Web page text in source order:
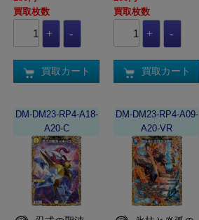
買取枚数
買取カート
買取枚数
買取カート
DM-DM23-RP4-A18-
A20-C
DM-DM23-RP4-A09-
A20-VR